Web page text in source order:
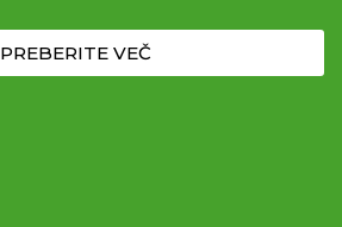
PREBERITE VEČ